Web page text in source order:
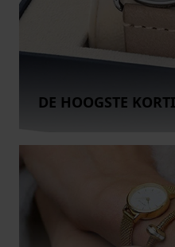
DE HOOGSTE